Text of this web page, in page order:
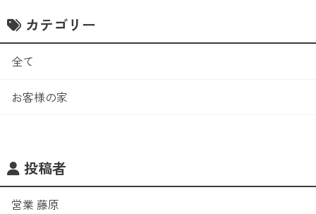
カテゴリー
全て
お客様の家
投稿者
営業 藤原